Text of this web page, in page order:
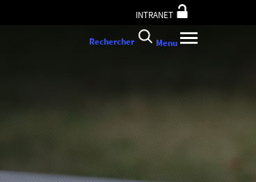
INTRANET
Rechercher Menu